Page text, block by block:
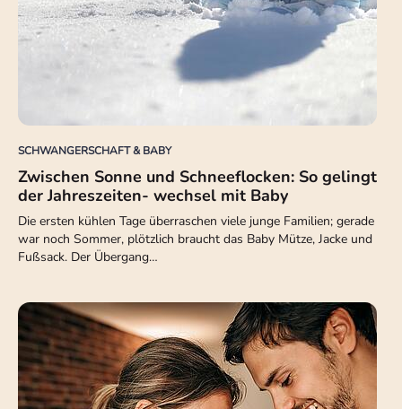
SCHWANGERSCHAFT & BABY
Zwischen Sonne und Schneeflocken: So gelingt
der Jahreszeiten- wechsel mit Baby
Die ersten kühlen Tage überraschen viele junge Familien; gerade
war noch Sommer, plötzlich braucht das Baby Mütze, Jacke und
Fußsack. Der Übergang…